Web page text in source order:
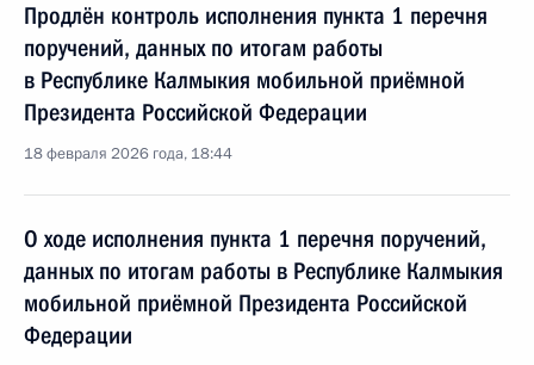
Продлён контроль исполнения пункта 1 перечня
поручений, данных по итогам работы
в Республике Калмыкия мобильной приёмной
Президента Российской Федерации
18 февраля 2026 года, 18:44
О ходе исполнения пункта 1 перечня поручений,
данных по итогам работы в Республике Калмыкия
мобильной приёмной Президента Российской
Федерации